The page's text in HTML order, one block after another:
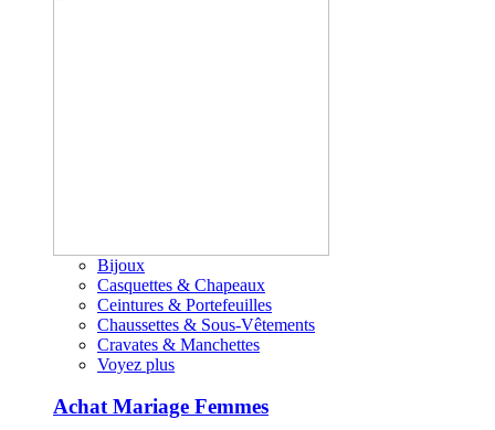
Bijoux
Casquettes & Chapeaux
Ceintures & Portefeuilles
Chaussettes & Sous-Vêtements
Cravates & Manchettes
Voyez plus
Achat Mariage Femmes